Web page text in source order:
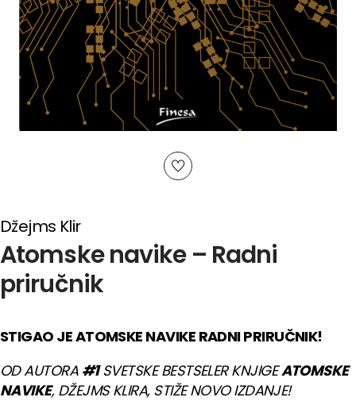
Atomske navike – Radni
priručnik
Džejms Klir
STIGAO JE ATOMSKE NAVIKE RADNI PRIRUČNIK!
OD AUTORA #1SVETSKE BESTSELER KNJIGEATOMSKE
NAVIKE, DŽEJMS KLIRA, STIŽE NOVO IZDANJE!